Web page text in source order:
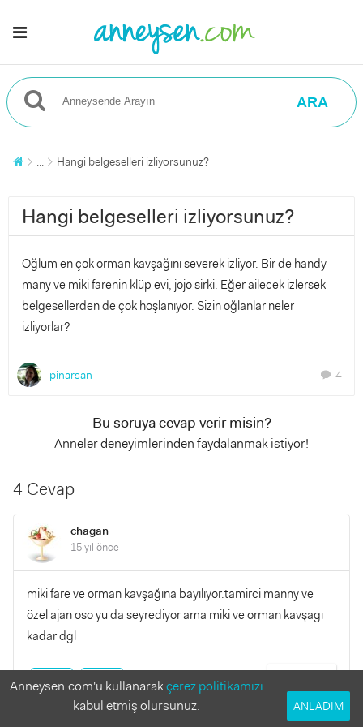
ARA
... Hangi belgeselleri izliyorsunuz?
Hangi belgeselleri izliyorsunuz?
Oğlum en çok orman kavşağını severek izliyor. Bir de handy
many ve miki farenin klüp evi, jojo sirki. Eğer ailecek izlersek
belgesellerden de çok hoşlanıyor. Sizin oğlanlar neler
izliyorlar?
pinarsan chat 4
Bu soruya cevap verir misin?
Anneler deneyimlerinden faydalanmak istiyor!
4 Cevap
chagan
15 yıl önce
miki fare ve orman kavşağına bayılıyor.tamirci manny ve
özel ajan oso yu da seyrediyor ama miki ve orman kavşagı
kadar dgl
0 0
Anneysen.com'u kullanarakçerez politikamızı
kabul etmiş olursunuz.
ANLADIM